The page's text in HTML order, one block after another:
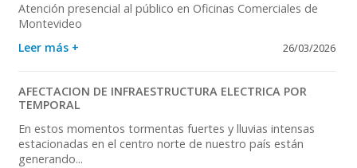
Atención presencial al público en Oficinas Comerciales de
Montevideo
Leer más +
26/03/2026
AFECTACION DE INFRAESTRUCTURA ELECTRICA POR
TEMPORAL
En estos momentos tormentas fuertes y lluvias intensas
estacionadas en el centro norte de nuestro país están
generando...